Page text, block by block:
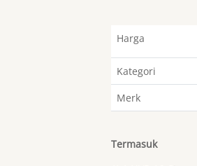
Harga
Kategori
Merk
Termasuk